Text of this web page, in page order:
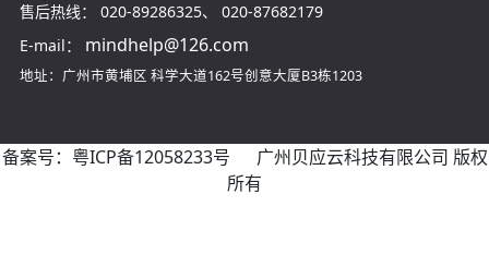
售后热线：
020-89286325、 020-87682179
E-mail：
mindhelp@126.com
地址：广州市黄埔区 科学大道162号创意大厦B3栋1203
备案号： 粤ICP备12058233号 广州贝应云科技有限公司 版权
所有